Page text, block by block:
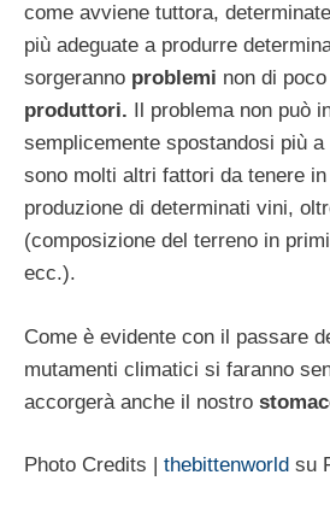
come avviene tuttora, determinate
più adeguate a produrre
sorgeranno problemi non di
produttori. Il problema non può
semplicemente spostandosi più
sono molti altri fattori da tenere
produzione di determinati vini,
(composizione del terreno in
ecc.).
Come è evidente con il passare
mutamenti climatici si faranno
accorgerà anche il nostro
Photo Credits | thebittenworld su